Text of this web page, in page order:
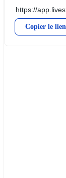
Copier le lien